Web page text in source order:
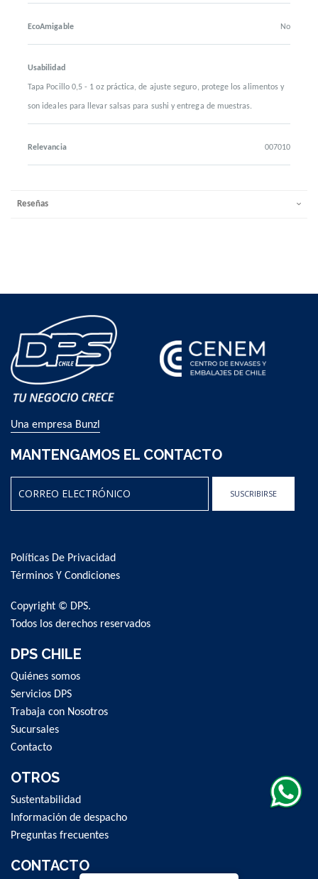
EcoAmigable No
Usabilidad
Tapa Pocillo 0,5 - 1 oz práctica, de ajuste seguro, protege los alimentos y
son ideales para llevar salsas para sushi y entrega de muestras.
Relevancia 007010
Reseñas
Una empresa Bunzl
MANTENGAMOS EL CONTACTO
Our
Newsletter:
SUSCRIBIRSE
Políticas De Privacidad
Términos Y Condiciones
Copyright © DPS.
Todos los derechos reservados
DPS CHILE
Quiénes somos
Servicios DPS
Trabaja con Nosotros
Sucursales
Contacto
OTROS
Sustentabilidad
Información de despacho
Preguntas frecuentes
CONTACTO